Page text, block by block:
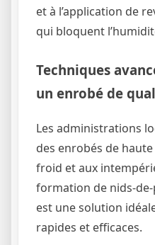
et à l’application de
qui bloquent
Techniques
un enrobé de
Les administrations
des enrobés de
froid et aux
formation de nids-de-
est une solution
rapides et efficaces.